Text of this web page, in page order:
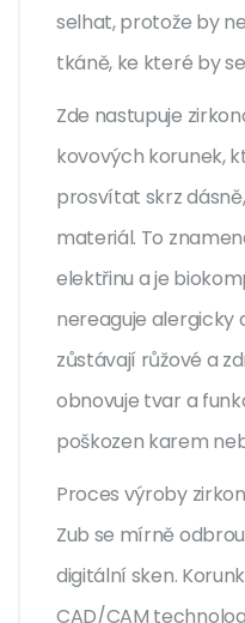
selhat, protože by
tkáně, ke které by
Zde nastupuje
kovových korunek,
prosvítat skrz
materiál. To
elektřinu a je
nereaguje alergicky
zůstávají růžové a
obnovuje tvar a
poškozen karem
Proces výroby
Zub se mírně
digitální sken.
CAD/CAM